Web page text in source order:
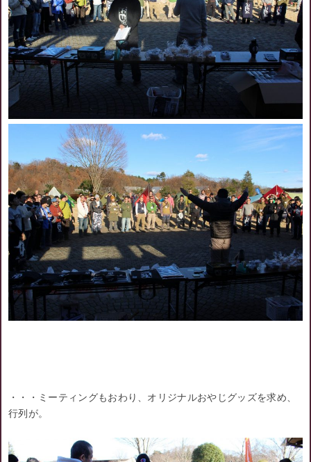
・・・ミーティングもおわり、オリジナルおやじグッズを求め、
行列が。